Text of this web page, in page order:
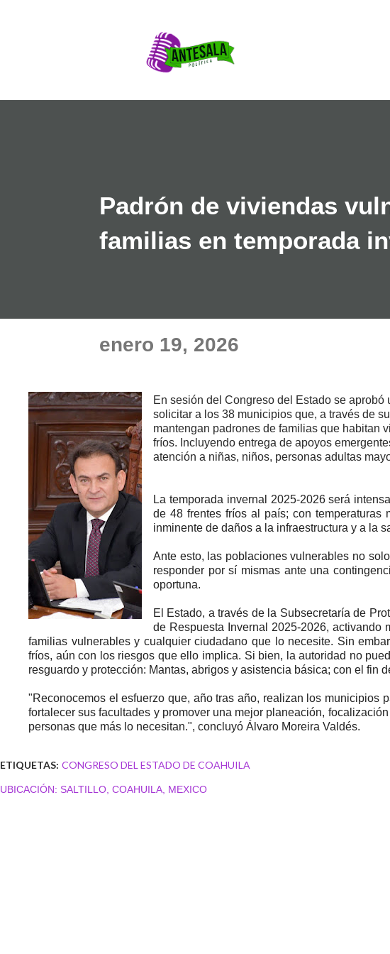
Padrón de viviendas
familias en temporada
enero 19, 2026
En sesión del Congreso del Estado se
solicitar a los 38 municipios que, a través de
mantengan padrones de familias que habitan
fríos. Incluyendo entrega de apoyos
atención a niñas, niños, personas adultas
La temporada invernal 2025-2026 será
de 48 frentes fríos al país; con
inminente de daños a la infraestructura y a la
Ante esto, las poblaciones vulnerables no
responder por sí mismas ante una
oportuna.
El Estado, a través de la Subsecretaría de
de Respuesta Invernal 2025-2026, activando
familias vulnerables y cualquier ciudadano que lo necesite. Sin
fríos, aún con los riesgos que ello implica. Si bien, la autoridad no
resguardo y protección: Mantas, abrigos y asistencia básica; con el fin
"Reconocemos el esfuerzo que, año tras año, realizan los municipios
fortalecer sus facultades y promover una mejor planeación,
personas que más lo necesitan.", concluyó Álvaro Moreira Valdés.
ETIQUETAS: CONGRESO DEL ESTADO DE COAHUILA
UBICACIÓN: SALTILLO, COAHUILA, MEXICO